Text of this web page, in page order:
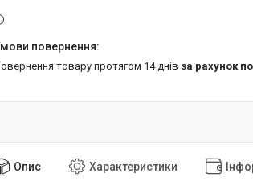
повернення товару протягом 14 днів за рахунок
Опис Характеристики